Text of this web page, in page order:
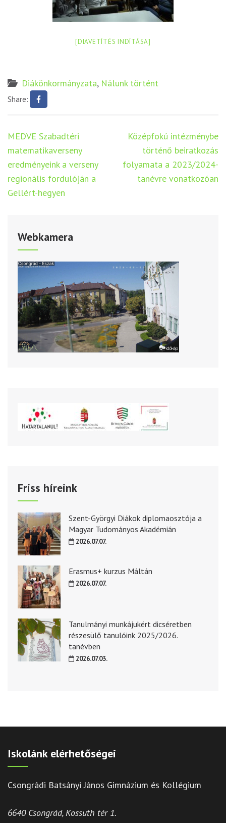
[DIAVETÍTÉS INDÍTÁSA]
Diákönkormányzata, Nálunk történt
Share:
Bejegyzés
navigáció
MEDVE Szabadtéri
matematikaverseny
eredményeink a verseny
regionális fordulóján a
Gellért-hegyen
Középfokú intézménybe
történő beiratkozás
folyamata a 2023/2024-
tanévre vonatkozóan
Webkamera
Friss híreink
Szent-Györgyi Diákok diplomaosztója a
Magyar Tudományos Akadémián
2026.07.07.
Erasmus+ kurzus Máltán
2026.07.07.
Tanulmányi munkájukért dicséretben
részesülő tanulóink 2025/2026.
tanévben
2026.07.03.
Iskolánk elérhetőségei
Csongrádi Batsányi János Gimnázium és Kollégium
6640 Csongrád, Kossuth tér 1.